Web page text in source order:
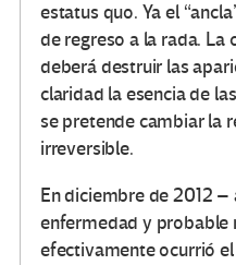
estatus quo. Ya el
de regreso a la rada. La
deberá destruir las
claridad la esencia de
se pretende cambiar la
irreversible.
En diciembre de 2012
enfermedad y probable
efectivamente ocurrió